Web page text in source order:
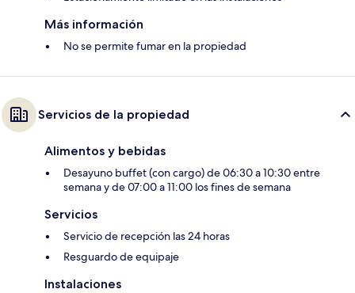
Más información
No se permite fumar en la propiedad
Servicios de la propiedad
Alimentos y bebidas
Desayuno buffet (con cargo) de 06:30 a 10:30 entre
semana y de 07:00 a 11:00 los fines de semana
Servicios
Servicio de recepción las 24 horas
Resguardo de equipaje
Instalaciones